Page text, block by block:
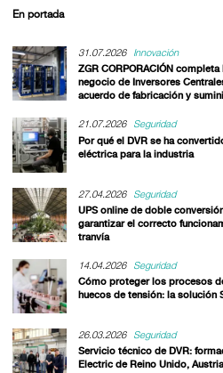
En portada
31.07.2026
Innovación
ZGR CORPORACIÓN
negocio de Inversores
acuerdo de fabricación y
21.07.2026
Seguridad
Por qué el DVR se ha
eléctrica para la industria
27.04.2026
Seguridad
UPS online de doble
garantizar el correcto
tranvía
14.04.2026
Seguridad
Cómo proteger los procesos
huecos de tensión: la solución
26.03.2026
Seguridad
Servicio técnico de DVR:
Electric de Reino Unido,